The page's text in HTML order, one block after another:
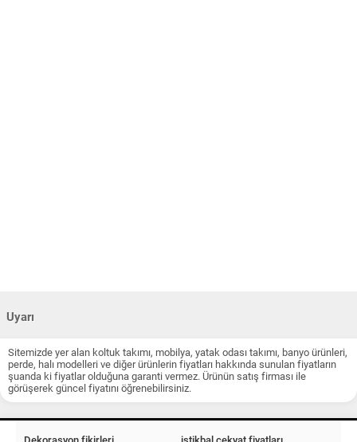
Uyarı
Sitemizde yer alan koltuk takımı, mobilya, yatak odası takımı, banyo ürünleri,
perde, halı modelleri ve diğer ürünlerin fiyatları hakkında sunulan fiyatların
şuanda ki fiyatlar olduğuna garanti vermez. Ürünün satış firması ile
görüşerek güncel fiyatını öğrenebilirsiniz.